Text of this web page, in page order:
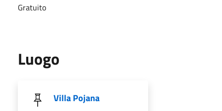
Gratuito
Luogo
Villa Pojana